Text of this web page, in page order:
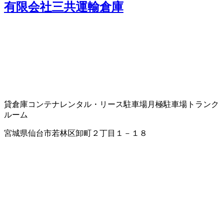
有限会社三共運輸倉庫
貸倉庫コンテナレンタル・リース駐車場月極駐車場 トランク
ルーム
宮城県仙台市若林区卸町２丁目１－１８